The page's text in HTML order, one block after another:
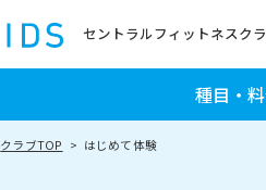
セントラルフィットネスク
種目・
クラブTOP はじめて体験